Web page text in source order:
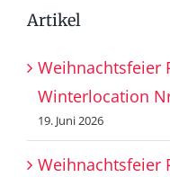
Artikel
Weihnachtsfeier
Winterlocation
19. Juni 2026
Weihnachtsfeier